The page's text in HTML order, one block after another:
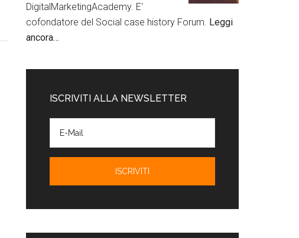
DigitalMarketingAcademy. E'
cofondatore del Social case history Forum. Leggi
ancora…
ISCRIVITI ALLA NEWSLETTER